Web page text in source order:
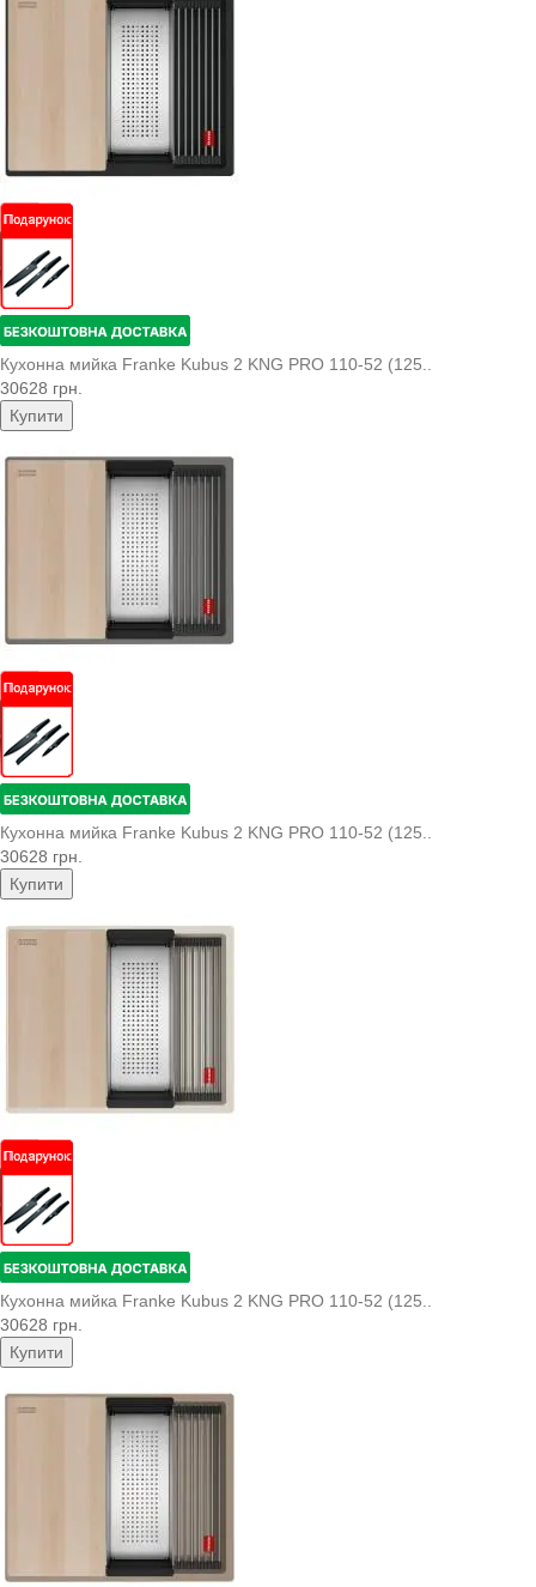
Кухонна мийка Franke Kubus 2 KNG PRO 110-52 (125..
30628 грн.
Купити
Кухонна мийка Franke Kubus 2 KNG PRO 110-52 (125..
30628 грн.
Купити
Кухонна мийка Franke Kubus 2 KNG PRO 110-52 (125..
30628 грн.
Купити